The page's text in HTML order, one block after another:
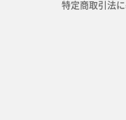
特定商取引法